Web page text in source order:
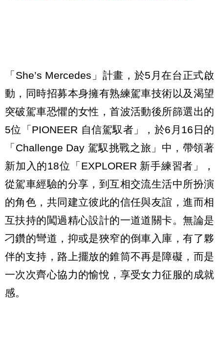
「She’s Mercedes」計畫，於5月在台正式啟
動，同時招募本身擁有熟練駕車技術以及渴望
突破駕車恐懼的女性，首波活動後所篩選出的
5位「PIONEER 自信駕馭者」，於6月16日的
「Challenge Day 駕馭挑戰之旅」中，帶領著
新加入的18位「EXPLORER 新手練習者」，
從駕車經驗的分享，到互相交流生活中所扮演
的角色，共同建立彼此的信任與友誼，進而相
互扶持的闖過精心設計的一道道關卡。無論是
刁鑽的彎道，抑或是狹窄的倒車入庫，有了夥
伴的支持，路上擺放的錐筒不再是障礙，而是
一次次齊心協力的愉悅，享受女力征服的成就
感。